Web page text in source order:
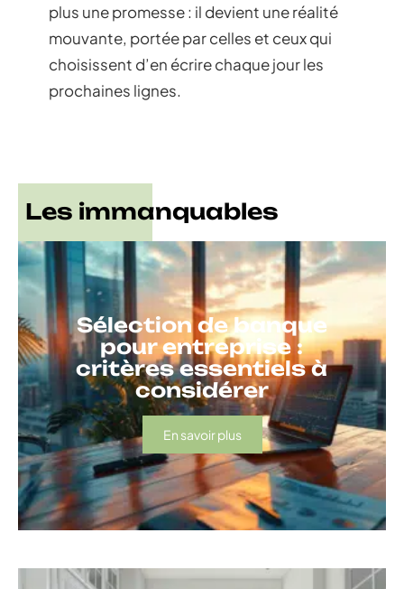
plus une promesse : il devient une réalité
mouvante, portée par celles et ceux qui
choisissent d’en écrire chaque jour les
prochaines lignes.
Les immanquables
Sélection de banque
pour entreprise :
critères essentiels à
considérer
En savoir plus